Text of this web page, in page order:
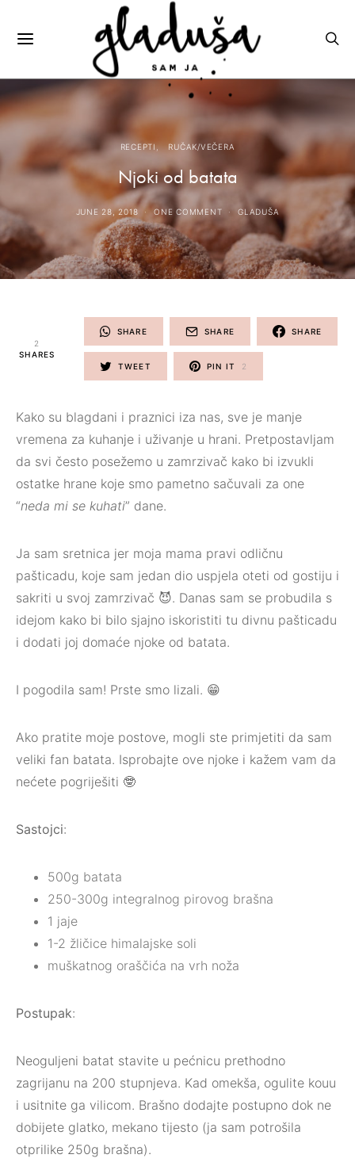
RECEPTI RUČAK/VEČERA
Njoki od batata
JUNE 28, 2018 ONE COMMENT GLADUŠA
2
SHARES
SHARE SHARE SHARE
TWEET PIN IT 2
Kako su blagdani i praznici iza nas, sve je manje
vremena za kuhanje i uživanje u hrani. Pretpostavljam
da svi često posežemo u zamrzivač kako bi izvukli
ostatke hrane koje smo pametno sačuvali za one
“neda mi se kuhati” dane.⁣
Ja sam sretnica jer moja mama pravi odličnu
pašticadu, koje sam jedan dio uspjela oteti od gostiju i
sakriti u svoj zamrzivač 😈. Danas sam se probudila s
idejom kako bi bilo sjajno iskoristiti tu divnu pašticadu
i dodati joj domaće njoke od batata. ⁣
I pogodila sam! Prste smo lizali. 😁
Ako pratite moje postove, mogli ste primjetiti da sam
veliki fan batata.⁣ Isprobajte ove njoke i kažem vam da
nećete pogriješiti 🤓⁣
Sastojci:⁣
500g batata ⁣
250-300g integralnog pirovog brašna⁣
1 jaje⁣
1-2 žličice himalajske soli⁣
muškatnog oraščića na vrh noža⁣
Postupak:
Neoguljeni batat stavite u pećnicu prethodno
zagrijanu na 200 stupnjeva. Kad omekša, ogulite kouu
i usitnite ga vilicom. Brašno dodajte postupno dok ne
dobijete glatko, mekano tijesto (ja sam potrošila
otprilike 250g brašna).⁣